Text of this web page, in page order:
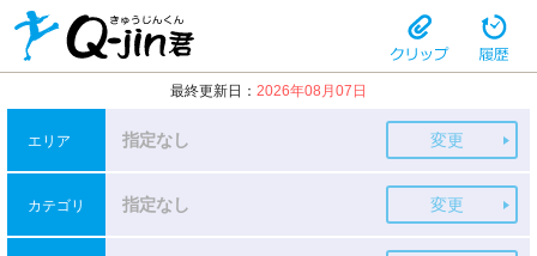
最終更新日： 2026年08月07日
エリア 変更
指定なし
カテゴリ 変更
指定なし